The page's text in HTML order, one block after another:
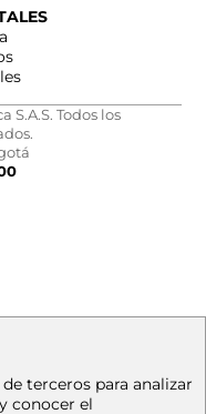
S.A.S. Todos los
terceros para analizar
conocer el